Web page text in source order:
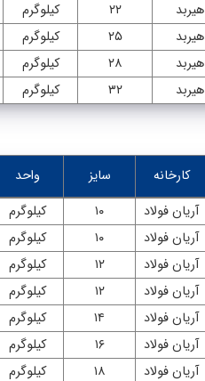
هیربد ۲۲ کیلوگرم
هیربد ۲۵ کیلوگرم
هیربد ۲۸ کیلوگرم
هیربد ۳۲ کیلوگرم
کارخانه سایز واحد
آریان فولاد ۱۰ کیلوگرم
آریان فولاد ۱۰ کیلوگرم
آریان فولاد ۱۲ کیلوگرم
آریان فولاد ۱۲ کیلوگرم
آریان فولاد ۱۴ کیلوگرم
آریان فولاد ۱۶ کیلوگرم
آریان فولاد ۱۸ کیلوگرم